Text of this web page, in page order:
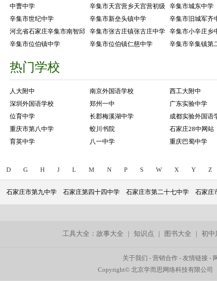
中曹中学
辛集市天宫营乡天宫营初级
辛集市城东中学
辛集市世纪中学
辛集市新垒头镇中学
辛集市旧城军齐
河北省石家庄辛集市南智邱 辛集市张古庄镇张古庄中学 辛集市小辛庄乡
辛集市位伯镇中学
辛集市位伯镇仁慈中学 辛集市辛集镇第
热门学校
人大附中 南京外国语学校
西工大附中
深圳外国语学校
郑州一中
广东实验中学
位育中学
长郡梅溪湖中学
成都实验外国语
重庆市第八中学
蛟川书院
石家庄28中网站
育英中学
八一中学 重庆巴蜀中学
D G H J L M N P S W X Y Z
石家庄市第九中学 石家庄第四十四中学 石家庄市第二十七中学 石家庄
工具大全：故事大全 |知识点 图书大全 |初中
关于我们 -营销合作 -友情链接 -
Copyright© 北京学而思网络科技有限公司